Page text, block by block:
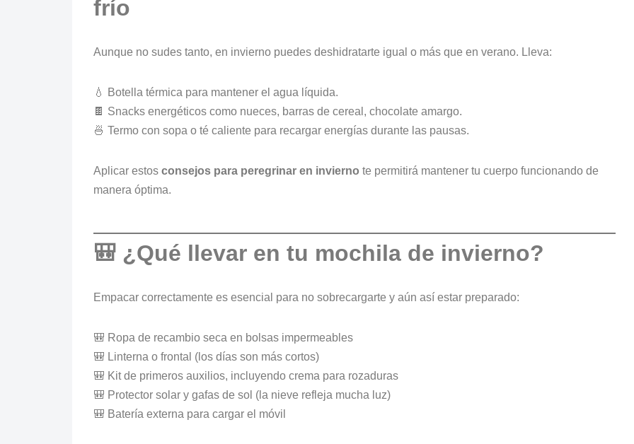
frío
Aunque no sudes tanto, en invierno puedes deshidratarte igual o más que en verano. Lleva:
💧 Botella térmica para mantener el agua líquida.
🍫 Snacks energéticos como nueces, barras de cereal, chocolate amargo.
🍜 Termo con sopa o té caliente para recargar energías durante las pausas.
Aplicar estos consejos para peregrinar en invierno te permitirá mantener tu cuerpo funcionando de
manera óptima.
🎒 ¿Qué llevar en tu mochila de invierno?
Empacar correctamente es esencial para no sobrecargarte y aún así estar preparado:
🎒 Ropa de recambio seca en bolsas impermeables
🎒 Linterna o frontal (los días son más cortos)
🎒 Kit de primeros auxilios, incluyendo crema para rozaduras
🎒 Protector solar y gafas de sol (la nieve refleja mucha luz)
🎒 Batería externa para cargar el móvil